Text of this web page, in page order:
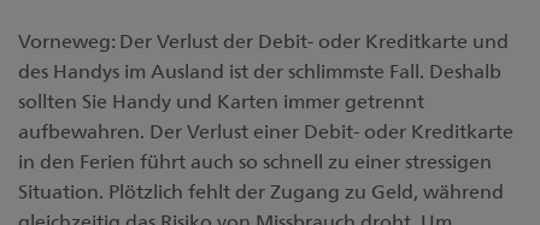
Vorneweg: Der Verlust der Debit- oder Kreditkarte und
des Handys im Ausland ist der schlimmste Fall. Deshalb
sollten Sie Handy und Karten immer getrennt
aufbewahren. Der Verlust einer Debit- oder Kreditkarte
in den Ferien führt auch so schnell zu einer stressigen
Situation. Plötzlich fehlt der Zugang zu Geld, während